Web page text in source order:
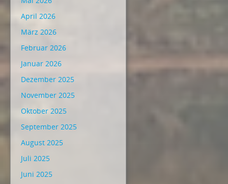
April 2026
März 2026
Februar 2026
Januar 2026
Dezember 2025
November 2025
Oktober 2025
September 2025
August 2025
Juli 2025
Juni 2025